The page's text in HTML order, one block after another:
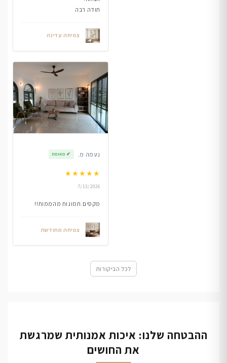
תודה רבה
צמיחה עדינה
נעמה מ. ✔ מאומת
★★★★★
7/13/2026
מקסים.תמונות מהממות!!
צמיחה מחודשת
לכל הביקורות
ההבטחה שלנו: איכות אמנותית שמרגשת
את החושים